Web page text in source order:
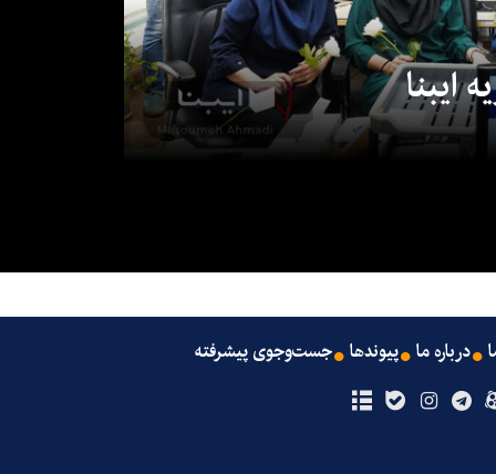
ایبنا
درباره ما پیوندها جست‌وجوی پیشرفته